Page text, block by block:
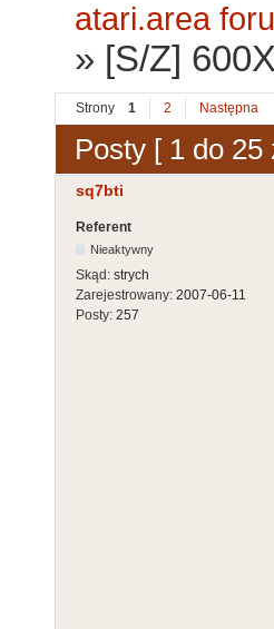
atari.area
» [S/Z]
Strony 1 2 Następna
Posty [ 1 do 25
sq7bti
Referent
Nieaktywny
Skąd: strych
Zarejestrowany: 2007-06-11
Posty: 257